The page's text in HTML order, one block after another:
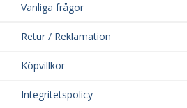
Vanliga frågor
Retur / Reklamation
Köpvillkor
Integritetspolicy